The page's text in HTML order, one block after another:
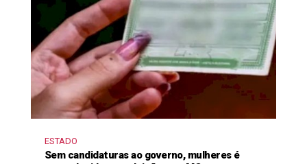
ESTADO
Sem candidaturas ao governo, mulheres é